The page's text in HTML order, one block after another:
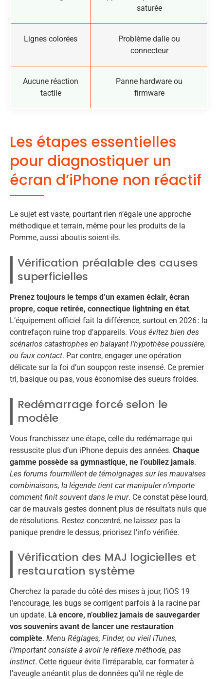
saturée
Lignes colorées
Problème dalle ou
connecteur
Aucune réaction
tactile
Panne hardware ou
firmware
Les étapes essentielles
pour diagnostiquer un
écran d’iPhone non réactif
Le sujet est vaste, pourtant rien n’égale une approche
méthodique et terrain, même pour les produits de la
Pomme, aussi aboutis soient-ils.
Vérification préalable des causes
superficielles
Prenez toujours le temps d’un examen éclair, écran
propre, coque retirée, connectique lightning en état.
L’équipement officiel fait la différence, surtout en 2026 : la
contrefaçon ruine trop d’appareils. Vous évitez bien des
scénarios catastrophes en balayant l’hypothèse poussière,
ou faux contact. Par contre, engager une opération
délicate sur la foi d’un soupçon reste insensé. Ce premier
tri, basique ou pas, vous économise des sueurs froides.
Redémarrage forcé selon le
modèle
Vous franchissez une étape, celle du redémarrage qui
ressuscite plus d’un iPhone depuis des années. Chaque
gamme possède sa gymnastique, ne l’oubliez jamais.
Les forums fourmillent de témoignages sur les mauvaises
combinaisons, la légende tient car manipuler n’importe
comment finit souvent dans le mur. Ce constat pèse lourd,
car de mauvais gestes donnent plus de résultats nuls que
de résolutions. Restez concentré, ne laissez pas la
panique prendre le dessus, priorisez l’info vérifiée.
Vérification des MAJ logicielles et
restauration système
Cherchez la parade du côté des mises à jour, l’iOS 19
l’encourage, les bugs se corrigent parfois à la racine par
un update. Là encore, n’oubliez jamais de sauvegarder
vos souvenirs avant de lancer une restauration
complète. Menu Réglages, Finder, ou vieil iTunes,
l’important consiste à avoir le réflexe méthode, pas
instinct. Cette rigueur évite l’irréparable, car formater à
l’aveugle anéantit plus de données qu’il ne règle de